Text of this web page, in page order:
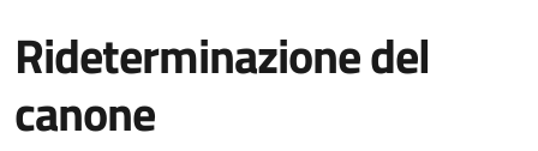
Rideterminazione del
canone